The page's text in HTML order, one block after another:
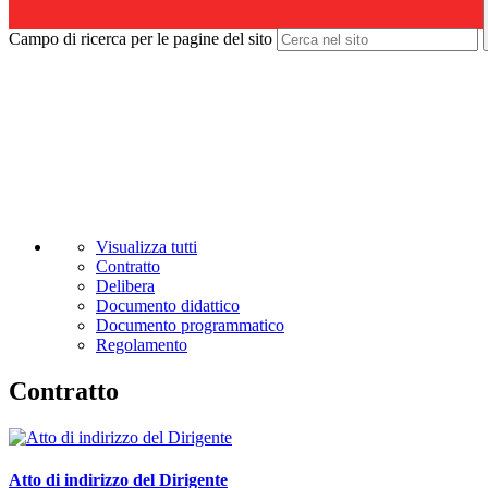
Campo di ricerca per le pagine del sito
Visualizza tutti
Contratto
Delibera
Documento didattico
Documento programmatico
Regolamento
Contratto
Atto di indirizzo del Dirigente